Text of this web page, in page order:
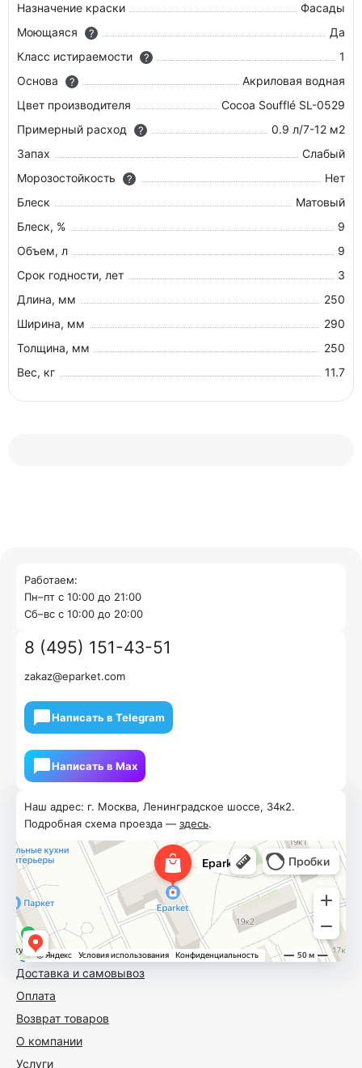
Назначение краски
Фасады
Моющаяся
?
Да
Класс истираемости
?
1
Основа
?
Акриловая водная
Цвет производителя
Cocoa Soufflé SL-0529
Примерный расход
?
0.9 л/7-12 м2
Запах
Слабый
Морозостойкость
?
Нет
Блеск
Матовый
Блеск, %
9
Объем, л
9
Срок годности, лет
3
Длина, мм
250
Ширина, мм
290
Толщина, мм
250
Вес, кг
11.7
Доставка и самовывоз
Оплата
Возврат товаров
О компании
Услуги
Наш адрес: г. Москва, Ленинградское шоссе, 34к2.
Подробная схема проезда — здесь.
Работаем:
Пн–пт с 10:00 до 21:00
Cб–вс с 10:00 до 20:00
8 (495) 151-43-51
zakaz@eparket.com
Написать в Telegram
Написать в Мах